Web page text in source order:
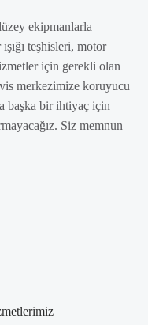
ekipmanlarla
teşhisleri, motor
için gerekli olan
merkezimize koruyucu
başka bir ihtiyaç için
Siz memnun